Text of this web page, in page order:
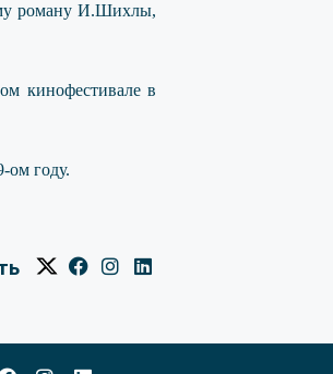
роману И.Шихлы,
кинофестивале в
ом году.